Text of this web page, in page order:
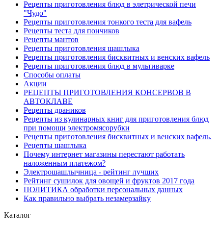
Рецепты приготовления блюд в элетрической печи
"Чудо"
Рецепты приготовления тонкого теста для вафель
Рецепты теста для пончиков
Рецепты мантов
Рецепты приготовления шашлыка
Рецепты приготовления бисквитных и венских вафель
Рецепты приготовления блюд в мультиварке
Способы оплаты
Акции
РЕЦЕПТЫ ПРИГОТОВЛЕНИЯ КОНСЕРВОВ В
АВТОКЛАВЕ
Рецепты драников
Рецепты из кулинарных книг для приготовления блюд
при помощи электромясорубки
Рецепты приготовления бисквитных и венских вафель.
Рецепты шашлыка
Почему интернет магазины перестают работать
наложенным платежом?
Электрошашлычница - рейтинг лучших
Рейтинг сушилок для овощей и фруктов 2017 года
ПОЛИТИКА обработки персональных данных
Как правильно выбрать незамерзайку
Каталог